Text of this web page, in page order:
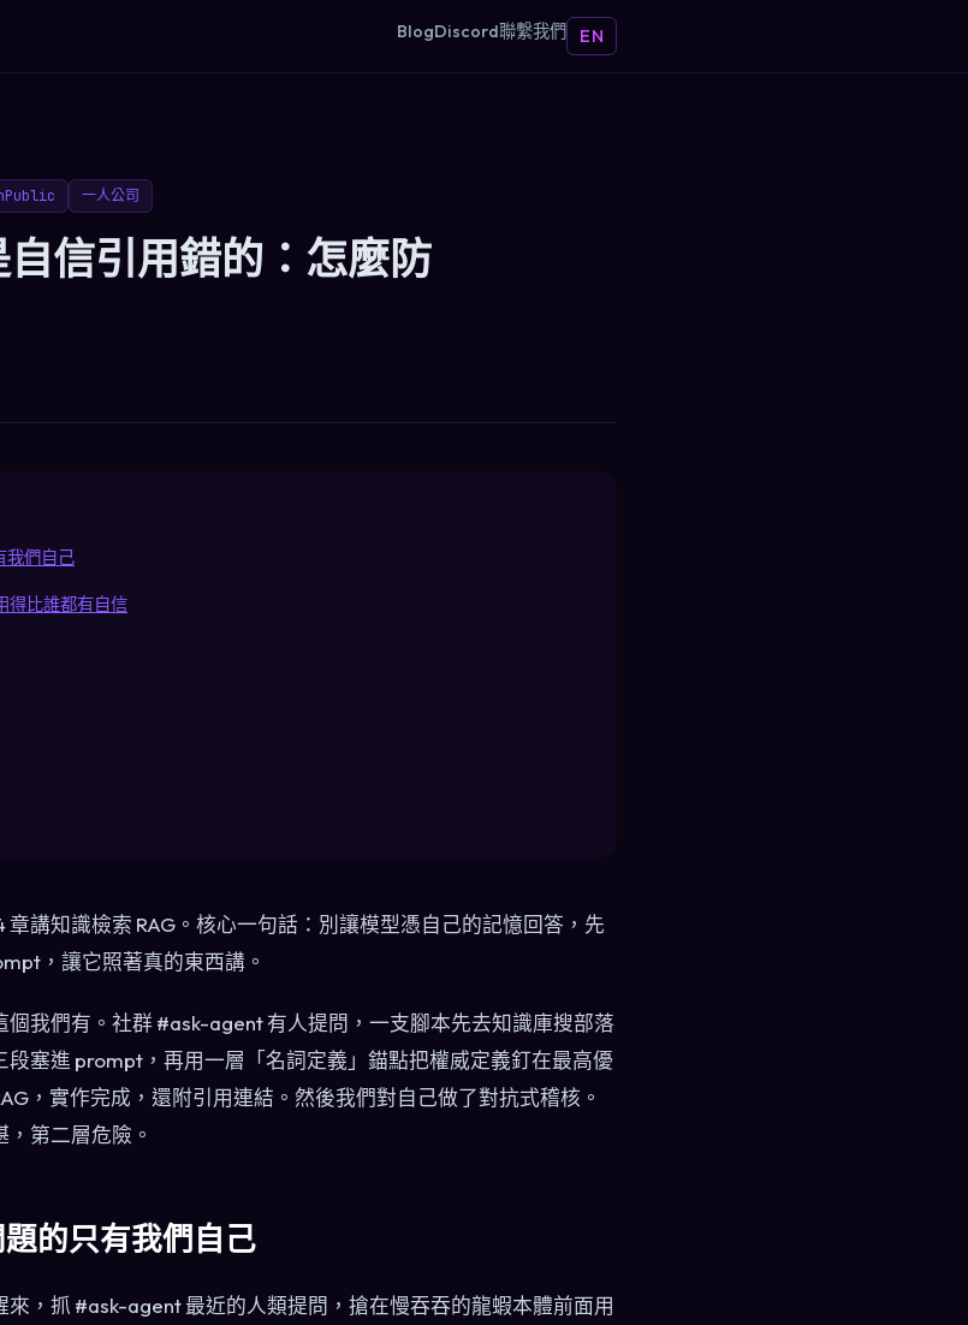
BlogDiscord聯繫我們 EN
一人公司
信引用錯的：怎麼防
我們自己
得比誰都有自信
章講知識檢索 RAG。核心一句話：別讓模型憑自己的記憶回答，先
，讓它照著真的東西講。
我們有。社群 #ask-agent 有人提問，一支腳本先去知識庫搜部落
塞進 prompt，再用一層「名詞定義」錨點把權威定義釘在最高優
，實作完成，還附引用連結。然後我們對自己做了對抗式稽核。
第二層危險。
的只有我們自己
，抓 #ask-agent 最近的人類提問，搶在慢吞吞的龍蝦本體前面用